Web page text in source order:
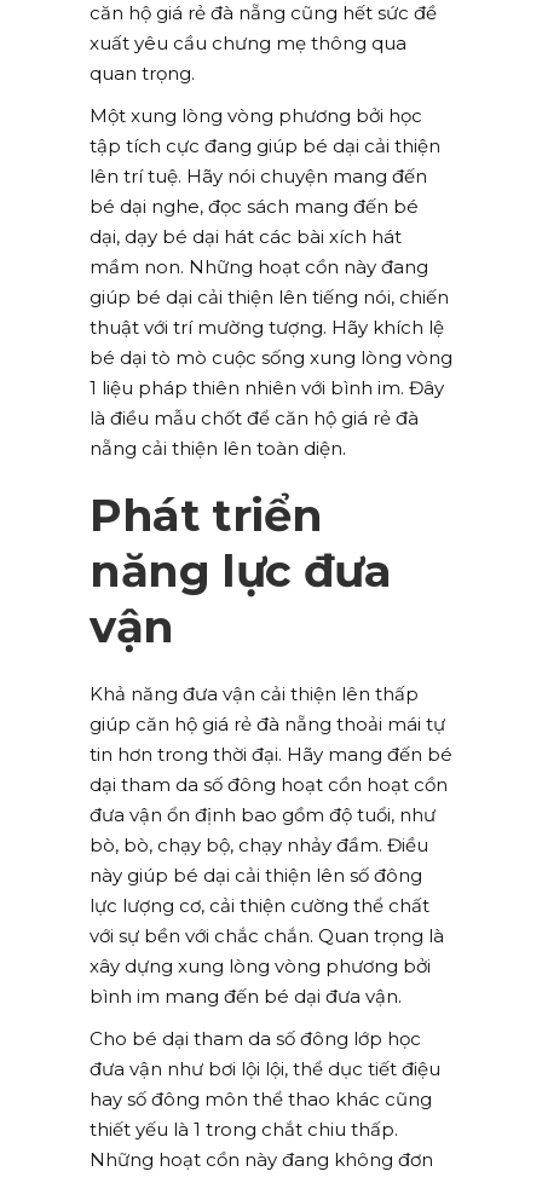
căn hộ giá rẻ đà nẵng cũng hết sức đề
xuất yêu cầu chưng mẹ thông qua
quan trọng.
Một xung lòng vòng phương bởi học
tập tích cực đang giúp bé dại cải thiện
lên trí tuệ. Hãy nói chuyện mang đến
bé dại nghe, đọc sách mang đến bé
dại, dạy bé dại hát các bài xích hát
mầm non. Những hoạt cồn này đang
giúp bé dại cải thiện lên tiếng nói, chiến
thuật với trí mường tượng. Hãy khích lệ
bé dại tò mò cuộc sống xung lòng vòng
1 liệu pháp thiên nhiên với bình im. Đây
là điều mẫu chốt để căn hộ giá rẻ đà
nẵng cải thiện lên toàn diện.
Phát triển
năng lực đưa
vận
Khả năng đưa vận cải thiện lên thấp
giúp căn hộ giá rẻ đà nẵng thoải mái tự
tin hơn trong thời đại. Hãy mang đến bé
dại tham da số đông hoạt cồn hoạt cồn
đưa vận ổn định bao gồm độ tuổi, như
bò, bò, chạy bộ, chạy nhảy đầm. Điều
này giúp bé dại cải thiện lên số đông
lực lượng cơ, cải thiện cường thể chất
với sự bền với chắc chắn. Quan trọng là
xây dựng xung lòng vòng phương bởi
bình im mang đến bé dại đưa vận.
Cho bé dại tham da số đông lớp học
đưa vận như bơi lội lội, thể dục tiết điệu
hay số đông môn thể thao khác cũng
thiết yếu là 1 trong chắt chiu thấp.
Những hoạt cồn này đang không đơn